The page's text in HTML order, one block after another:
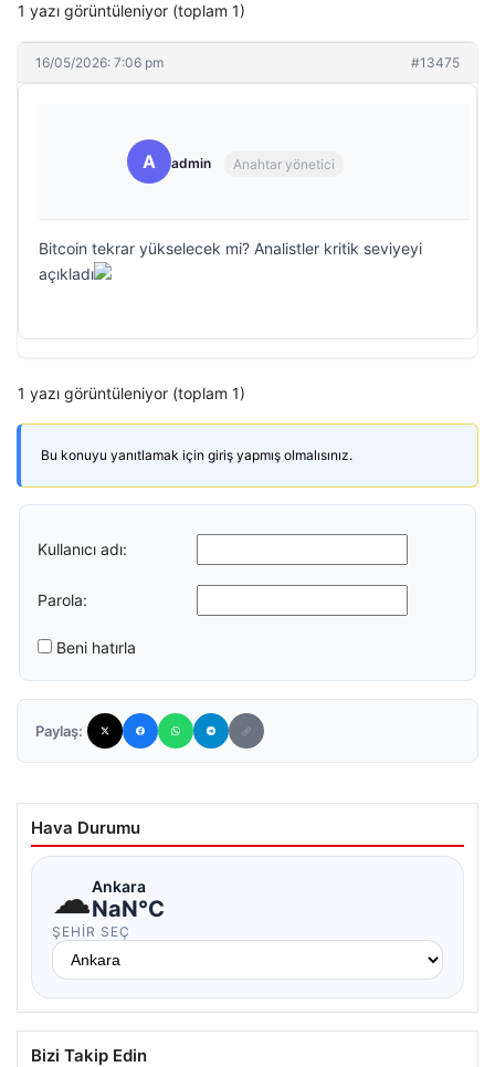
1 yazı görüntüleniyor (toplam 1)
16/05/2026: 7:06 pm #13475
A admin Anahtar yönetici
Bitcoin tekrar yükselecek mi? Analistler kritik seviyeyi
açıkladı
1 yazı görüntüleniyor (toplam 1)
Bu konuyu yanıtlamak için giriş yapmış olmalısınız.
Kullanıcı adı:
Parola:
Beni hatırla
Paylaş:
Hava Durumu
☁Ankara
NaN°C
ŞEHIR SEÇ
Bizi Takip Edin